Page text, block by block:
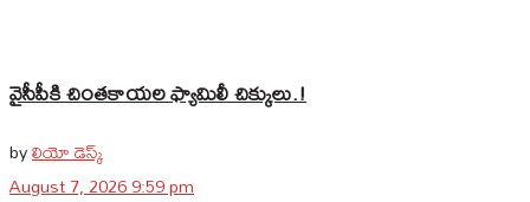
వైసీపీకి చింతకాయల ఫ్యామిలీ చిక్కులు.!
byలియో డెస్క్
August 7, 2026 9:59 pm